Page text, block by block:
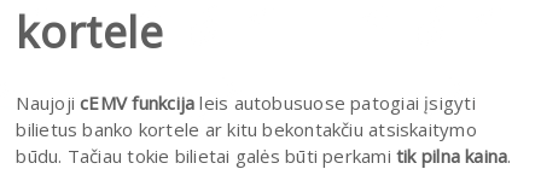
kortele
NaujojicEMV funkcija leis autobusuose patogiai įsigyti
bilietus banko kortele ar kitu bekontakčiu atsiskaitymo
būdu. Tačiau tokie bilietai galės būti perkamitik pilna kaina.